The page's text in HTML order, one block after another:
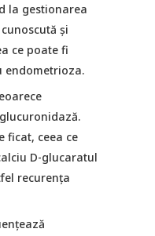
la gestionarea
și
ce poate fi
endometrioza.
ficat, ceea ce
D-glucaratul
recurența